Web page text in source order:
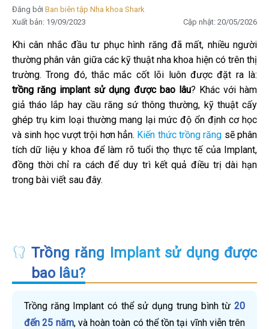
Đăng bởi Ban biên tập Nha khoa Shark
Xuất bản: 19/09/2023
Cập nhật: 20/05/2026
Khi cân nhắc đầu tư phục hình răng đã mất, nhiều người
thường phân vân giữa các kỹ thuật nha khoa hiện có trên thị
trường. Trong đó, thắc mắc cốt lõi luôn được đặt ra là:
trồng răng implant sử dụng được bao lâu? Khác với hàm
giả tháo lắp hay cầu răng sứ thông thường, kỹ thuật cấy
ghép trụ kim loại thường mang lại mức độ ổn định cơ học
và sinh học vượt trội hơn hẳn. Kiến thức trồng răng sẽ phân
tích dữ liệu y khoa để làm rõ tuổi thọ thực tế của Implant,
đồng thời chỉ ra cách để duy trì kết quả điều trị dài hạn
trong bài viết sau đây.
Trồng răng Implant sử dụng được
bao lâu?
Trồng răng Implant có thể sử dụng trung bình từ 20
đến 25 năm, và hoàn toàn có thể tồn tại vĩnh viễn trên